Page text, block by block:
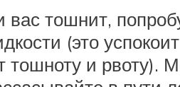
тошнит,
(это
и рвоту).